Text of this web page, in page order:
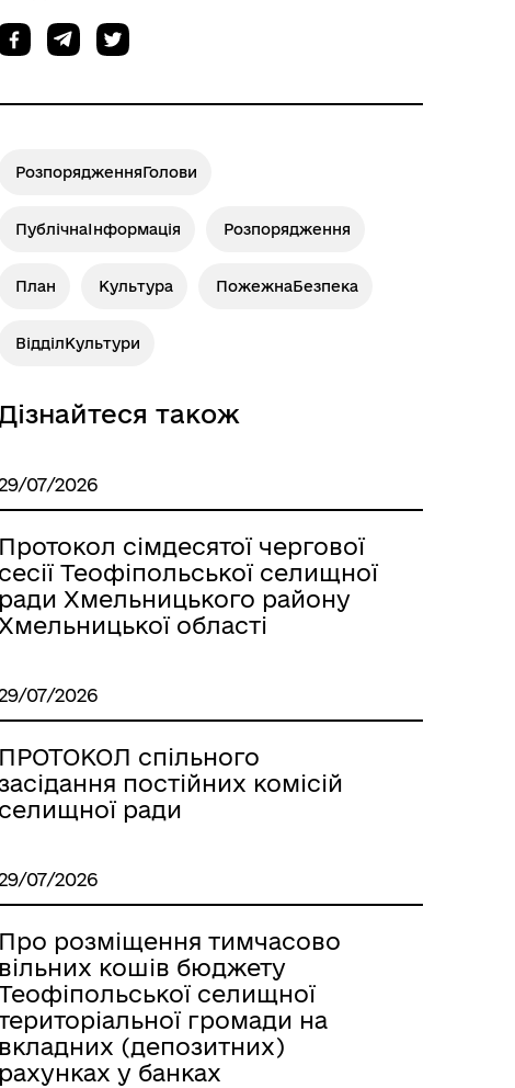
РозпорядженняГолови
ПублічнаІнформація Розпорядження
План Культура ПожежнаБезпека
ВідділКультури
Дізнайтеся також
07/2026
Протокол сімдесятої чергової
сесії Теофіпольської селищної
ради Хмельницького району
Хмельницької області
07/2026
ПРОТОКОЛ спільного
постійних комісій
селищної ради
07/2026
Про розміщення тимчасово
вільних кошів бюджету
селищної
громади на
вкладних (депозитних)
рахунках у банках